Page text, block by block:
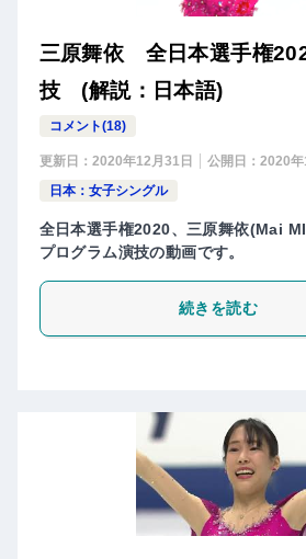
三原舞依 全日本選手権
技 (解説：日本語)
コメント(18)
更新日： 2020年12月31日 公開日： 2020年
日本：女子シングル
全日本選手権2020、三原舞依(Mai
プログラム演技の動画です。
続きを読む